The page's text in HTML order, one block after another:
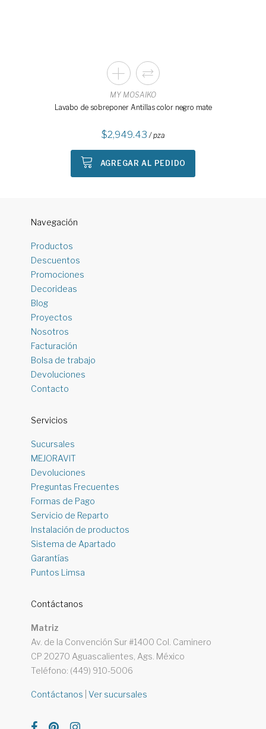
MY MOSAIKO
Lavabo de sobreponer Antillas color negro mate
2,949.43 / pza
AGREGAR AL PEDIDO
Navegación
Productos
Descuentos
Promociones
Decorideas
Blog
Proyectos
Nosotros
Facturación
Bolsa de trabajo
Devoluciones
Contacto
Servicios
Sucursales
MEJORAVIT
Devoluciones
Preguntas Frecuentes
Formas de Pago
Servicio de Reparto
Instalación de productos
Sistema de Apartado
Garantías
Puntos Limsa
Contáctanos
Matriz
Av. de la Convención Sur #1400 Col. Caminero
CP 20270 Aguascalientes, Ags. México
Teléfono: (449) 910-5006
Contáctanos |Ver sucursales